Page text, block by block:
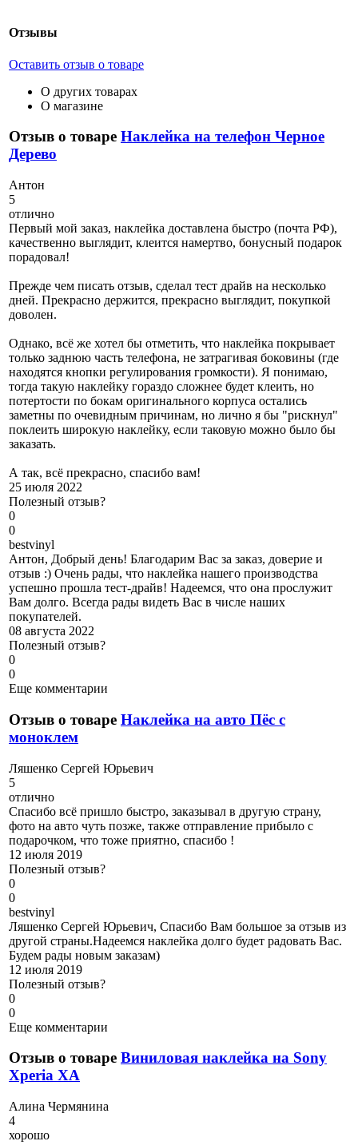
Отзывы
Оставить отзыв о товаре
О других товарах
О магазине
Отзыв о товаре Наклейка на телефон Черное
Дерево
Антон
5
отлично
Первый мой заказ, наклейка доставлена быстро (почта РФ),
качественно выглядит, клеится намертво, бонусный подарок
порадовал!
Прежде чем писать отзыв, сделал тест драйв на несколько
дней. Прекрасно держится, прекрасно выглядит, покупкой
доволен.
Однако, всё же хотел бы отметить, что наклейка покрывает
только заднюю часть телефона, не затрагивая боковины (где
находятся кнопки регулирования громкости). Я понимаю,
тогда такую наклейку гораздо сложнее будет клеить, но
потертости по бокам оригинального корпуса остались
заметны по очевидным причинам, но лично я бы "рискнул"
поклеить широкую наклейку, если таковую можно было бы
заказать.
А так, всё прекрасно, спасибо вам!
25 июля 2022
Полезный отзыв?
0
0
bestvinyl
Антон, Добрый день! Благодарим Вас за заказ, доверие и
отзыв :) Очень рады, что наклейка нашего производства
успешно прошла тест-драйв! Надеемся, что она прослужит
Вам долго. Всегда рады видеть Вас в числе наших
покупателей.
08 августа 2022
Полезный отзыв?
0
0
Еще комментарии
Отзыв о товаре Наклейка на авто Пёс с
моноклем
Ляшенко Сергей Юрьевич
5
отлично
Спасибо всё пришло быстро, заказывал в другую страну,
фото на авто чуть позже, также отправление прибыло с
подарочком, что тоже приятно, спасибо !
12 июля 2019
Полезный отзыв?
0
0
bestvinyl
Ляшенко Сергей Юрьевич, Спасибо Вам большое за отзыв из
другой страны.Надеемся наклейка долго будет радовать Вас.
Будем рады новым заказам)
12 июля 2019
Полезный отзыв?
0
0
Еще комментарии
Отзыв о товаре Виниловая наклейка на Sony
Xperia XA
Алина Чермянина
4
хорошо